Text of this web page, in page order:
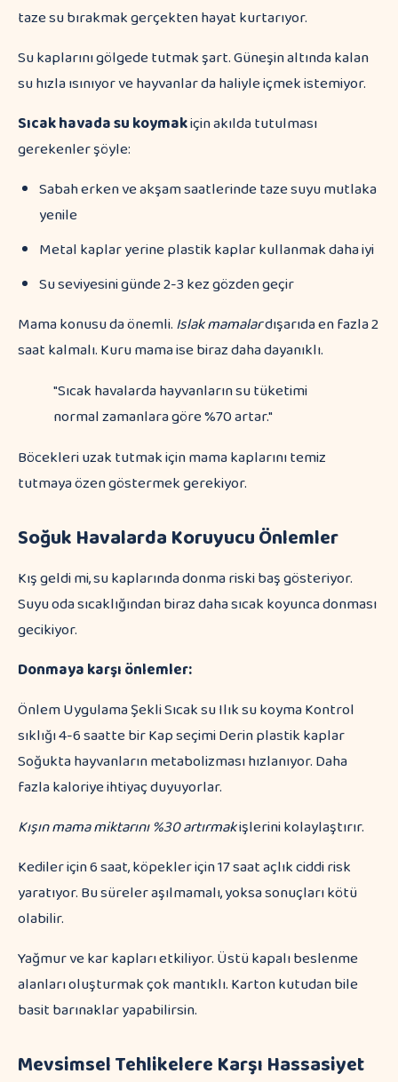
taze su bırakmak gerçekten hayat kurtarıyor.
Su kaplarını gölgede tutmak şart. Güneşin altında kalan
su hızla ısınıyor ve hayvanlar da haliyle içmek istemiyor.
Sıcak havada su koymakiçin akılda tutulması
gerekenler şöyle:
Sabah erken ve akşam saatlerinde taze suyu mutlaka
yenile
Metal kaplar yerine plastik kaplar kullanmak daha iyi
Su seviyesini günde 2-3 kez gözden geçir
Mama konusu da önemli.Islak mamalardışarıda en fazla 2
saat kalmalı. Kuru mama ise biraz daha dayanıklı.
"Sıcak havalarda hayvanların su tüketimi
normal zamanlara göre %70 artar."
Böcekleri uzak tutmak için mama kaplarını temiz
tutmaya özen göstermek gerekiyor.
Soğuk Havalarda Koruyucu Önlemler
Kış geldi mi, su kaplarında donma riski baş gösteriyor.
Suyu oda sıcaklığından biraz daha sıcak koyunca donması
gecikiyor.
Donmaya karşı önlemler:
Önlem Uygulama Şekli Sıcak su Ilık su koyma Kontrol
sıklığı 4-6 saatte bir Kap seçimi Derin plastik kaplar
Soğukta hayvanların metabolizması hızlanıyor. Daha
fazla kaloriye ihtiyaç duyuyorlar.
Kışın mama miktarını %30 artırmakişlerini kolaylaştırır.
Kediler için 6 saat, köpekler için 17 saat açlık ciddi risk
yaratıyor. Bu süreler aşılmamalı, yoksa sonuçları kötü
olabilir.
Yağmur ve kar kapları etkiliyor. Üstü kapalı beslenme
alanları oluşturmak çok mantıklı. Karton kutudan bile
basit barınaklar yapabilirsin.
Mevsimsel Tehlikelere Karşı Hassasiyet